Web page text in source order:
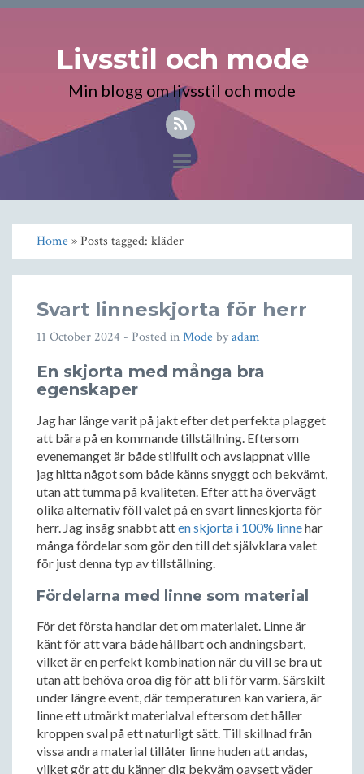
Livsstil och mode
Min blogg om livsstil och mode
Toggle
Home» Posts tagged: kläder
Svart linneskjorta för herr
11 October 2024 - Posted inModebyadam
En skjorta med många bra
egenskaper
Jag har länge varit på jakt efter det perfekta plagget
att bära på en kommande tillställning. Eftersom
evenemanget är både stilfullt och avslappnat ville
jag hitta något som både känns snyggt och bekvämt,
utan att tumma på kvaliteten. Efter att ha övervägt
olika alternativ föll valet på en svart linneskjorta för
herr. Jag insåg snabbt atten skjorta i 100% linnehar
många fördelar som gör den till det självklara valet
för just denna typ av tillställning.
Fördelarna med linne som material
För det första handlar det om materialet. Linne är
känt för att vara både hållbart och andningsbart,
vilket är en perfekt kombination när du vill se bra ut
utan att behöva oroa dig för att bli för varm. Särskilt
under längre event, där temperaturen kan variera, är
linne ett utmärkt materialval eftersom det håller
kroppen sval på ett naturligt sätt. Till skillnad från
vissa andra material tillåter linne huden att andas,
vilket gör att du känner dig bekväm oavsett väder